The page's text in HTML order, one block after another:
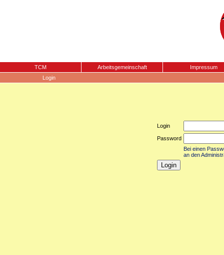
TCM Arbeitsgemeinschaft
Impressum
Login
Login
Password
Bei einen
an den